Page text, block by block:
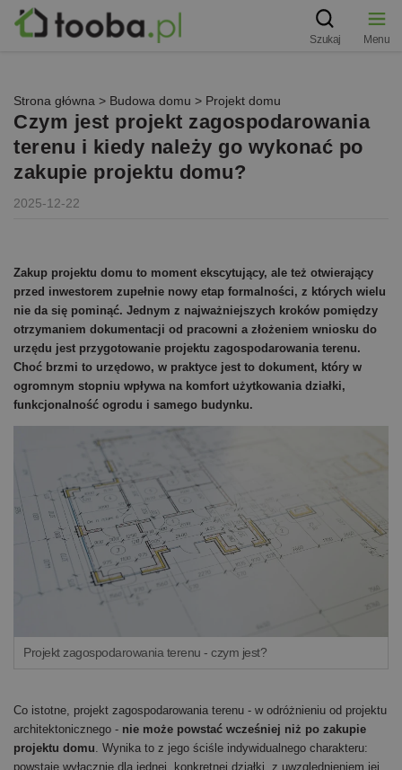
Szukaj Menu
Strona główna > Budowa domu > Projekt domu
Czym jest projekt zagospodarowania
terenu i kiedy należy go wykonać po
zakupie projektu domu?
2025-12-22
Zakup projektu domu to moment ekscytujący, ale też otwierający
przed inwestorem zupełnie nowy etap formalności, z których wielu
nie da się pominąć. Jednym z najważniejszych kroków pomiędzy
otrzymaniem dokumentacji od pracowni a złożeniem wniosku do
urzędu jest przygotowanie projektu zagospodarowania terenu.
Choć brzmi to urzędowo, w praktyce jest to dokument, który w
ogromnym stopniu wpływa na komfort użytkowania działki,
funkcjonalność ogrodu i samego budynku.
Projekt zagospodarowania terenu - czym jest?
Co istotne, projekt zagospodarowania terenu - w odróżnieniu od projektu
architektonicznego - nie może powstać wcześniej niż po zakupie
projektu domu. Wynika to z jego ściśle indywidualnego charakteru:
powstaje wyłącznie dla jednej, konkretnej działki, z uwzględnieniem jej